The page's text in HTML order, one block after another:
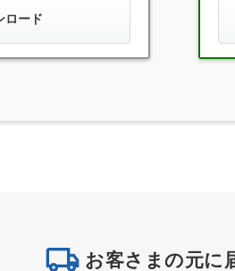
ロード
お客さまの元に